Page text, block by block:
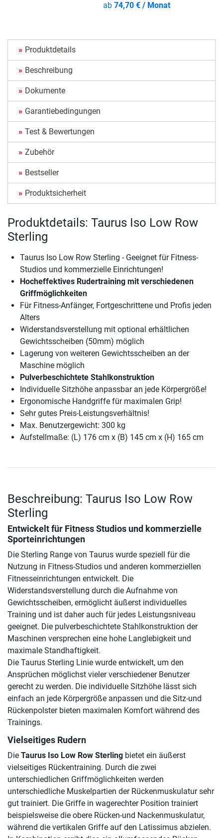
ab 74,70 € / Monat
Produktdetails
Beschreibung
Dokumente
Garantiebedingungen
Test & Bewertungen
Zubehör
Bestseller
Produktsicherheit
Produktdetails: Taurus Iso Low Row
Sterling
Taurus Iso Low Row Sterling - Geeignet für Fitness-
Studios und kommerzielle Einrichtungen!
Hocheffektives Rudertraining mit verschiedenen
Griffmöglichkeiten
Für Fitness-Anfänger, Fortgeschrittene und Profis jeden
Alters
Widerstandsverstellung mit optional erhältlichen
Gewichtsscheiben (50mm) möglich
Lagerung von weiteren Gewichtsscheiben an der
Maschine möglich
Pulverbeschichtete Stahlkonstruktion
Individuelle Sitzhöhe anpassbar an jede Körpergröße!
Ergonomische Handgriffe für maximalen Grip!
Sehr gutes Preis-Leistungsverhältnis!
Max. Benutzergewicht: 300 kg
Aufstellmaße: (L) 176 cm x (B) 145 cm x (H) 165 cm
Beschreibung: Taurus Iso Low Row
Sterling
Entwickelt für Fitness Studios und kommerzielle
Sporteinrichtungen
Die Sterling Range von Taurus wurde speziell für die
Nutzung in Fitness-Studios und anderen kommerziellen
Fitnesseinrichtungen entwickelt. Die
Widerstandsverstellung durch die Aufnahme von
Gewichtsscheiben, ermöglicht äußerst individuelles
Training und ist daher auch für jedes Leistungsniveau
geeignet. Die pulverbeschichtete Stahlkonstruktion der
Maschinen versprechen eine hohe Langlebigkeit und
maximale Standhaftigkeit.
Die Taurus Sterling Linie wurde entwickelt, um den
Ansprüchen möglichst vieler verschiedener Benutzer
gerecht zu werden. Die individuelle Sitzhöhe lässt sich
einfach an jede Körpergröße anpassen und die Sitz-und
Rückenpolster bieten maximalen Komfort während des
Trainings.
Vielseitiges Rudern
Die Taurus Iso Low Row Sterling bietet ein äußerst
vielseitiges Rückentraining. Durch die zwei
unterschiedlichen Griffmöglichkeiten werden
unterschiedliche Muskelpartien der Rückenmuskulatur sehr
gut trainiert. Die Griffe in wagerechter Position trainiert
beispielsweise die obere Rücken-und Nackenmuskulatur,
während die vertikalen Griffe auf den Latissimus abzielen.